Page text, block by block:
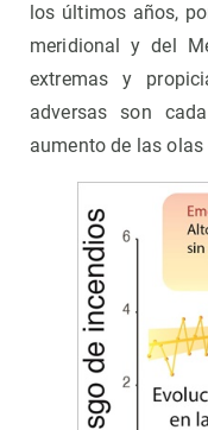
los últimos años,
meridional y del
extremas y
adversas son
aumento de las